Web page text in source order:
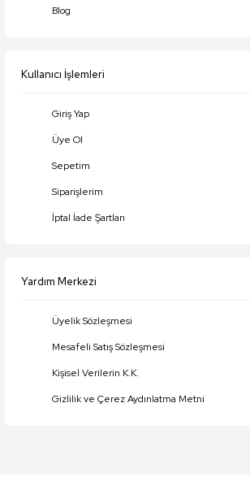
Ürün fiyatı diğer sitelerden daha pahalı.
Blog
Kullanıcı İşlemleri
Giriş Yap
Üye Ol
Sepetim
Siparişlerim
İptal İade Şartları
Yardım Merkezi
Üyelik Sözleşmesi
Mesafeli Satış Sözleşmesi
Kişisel Verilerin K.K.
Gizlilik ve Çerez Aydınlatma Metni